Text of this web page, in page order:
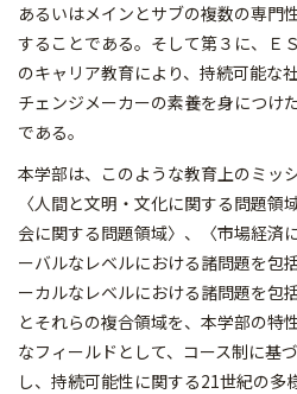
あるいはメインとサブの複数の専門
することである。そして第３に、Ｅ
のキャリア教育により、持続可能な
チェンジメーカーの素養を身につけ
である。
本学部は、このような教育上のミッ
〈人間と文明・文化に関する問題
会に関する問題領域〉、〈市場経済
ーバルなレベルにおける諸問題を包
ーカルなレベルにおける諸問題を包
とそれらの複合領域を、本学部の特
なフィールドとして、コース制に基
し、持続可能性に関する21世紀の多